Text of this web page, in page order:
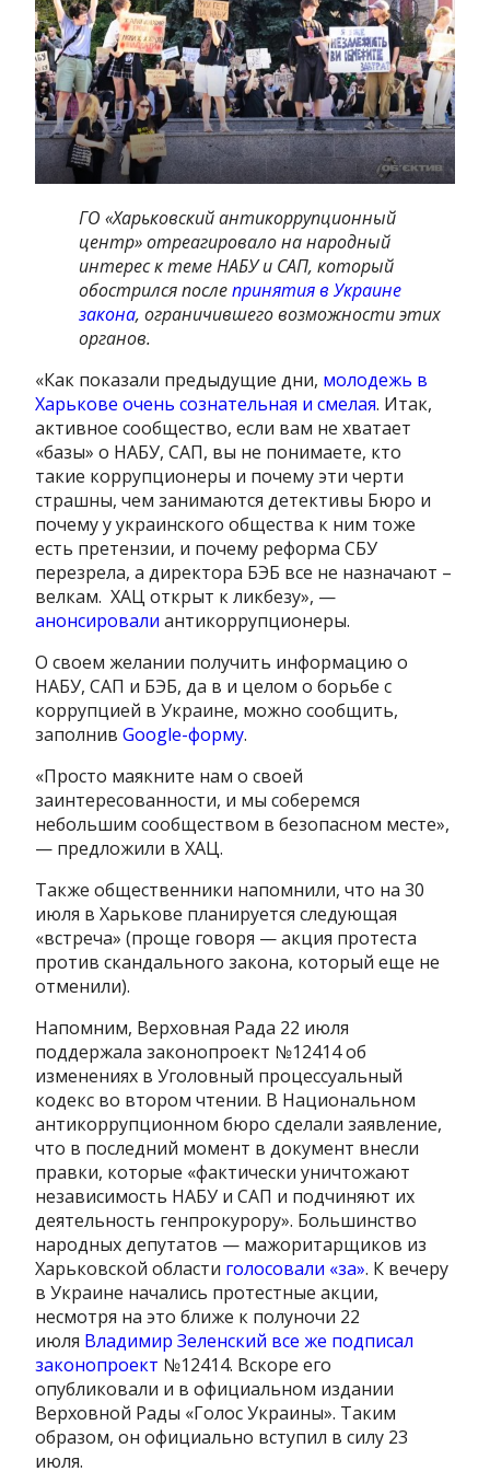
ГО «Харьковский антикоррупционный
центр» отреагировало на народный
интерес к теме НАБУ и САП, который
обострился послепринятия в Украине
закона, ограничившего возможности этих
органов.
«Как показали предыдущие дни, молодежь в
Харькове очень сознательная и смелая. Итак,
активное сообщество, если вам не хватает
«базы» о НАБУ, САП, вы не понимаете, кто
такие коррупционеры и почему эти черти
страшны, чем занимаются детективы Бюро и
почему у украинского общества к ним тоже
есть претензии, и почему реформа СБУ
перезрела, а директора БЭБ все не назначают –
велкам. ХАЦ открыт к ликбезу», —
анонсировали антикоррупционеры.
О своем желании получить информацию о
НАБУ, САП и БЭБ, да в и целом о борьбе с
коррупцией в Украине, можно сообщить,
заполнивGoogle-форму.
«Просто маякните нам о своей
заинтересованности, и мы соберемся
небольшим сообществом в безопасном месте»,
— предложили в ХАЦ.
Также общественники напомнили, что на 30
июля в Харькове планируется следующая
«встреча» (проще говоря — акция протеста
против скандального закона, который еще не
отменили).
Напомним, Верховная Рада 22 июля
поддержала законопроект №12414 об
изменениях в Уголовный процессуальный
кодекс во втором чтении. В Национальном
антикоррупционном бюро сделали заявление,
что в последний момент в документ внесли
правки, которые «фактически уничтожают
независимость НАБУ и САП и подчиняют их
деятельность генпрокурору». Большинство
народных депутатов — мажоритарщиков из
Харьковской области голосовали «за». К вечеру
в Украине начались протестные акции,
несмотря на это ближе к полуночи 22
июля Владимир Зеленский все же подписал
законопроект №12414. Вскоре его
опубликовали и в официальном издании
Верховной Рады «Голос Украины». Таким
образом, он официально вступил в силу 23
июля.